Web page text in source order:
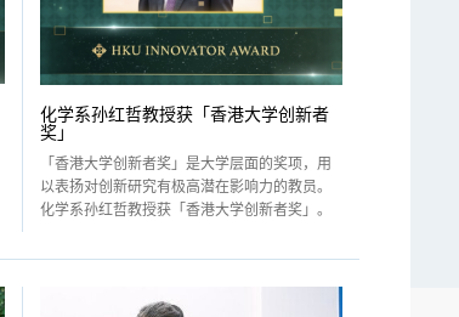
化学系孙红哲教授获「香港大学创新者
奖」
「香港大学创新者奖」是大学层面的奖项，用
以表扬对创新研究有极高潜在影响力的教员。
化学系孙红哲教授获「香港大学创新者奖」。